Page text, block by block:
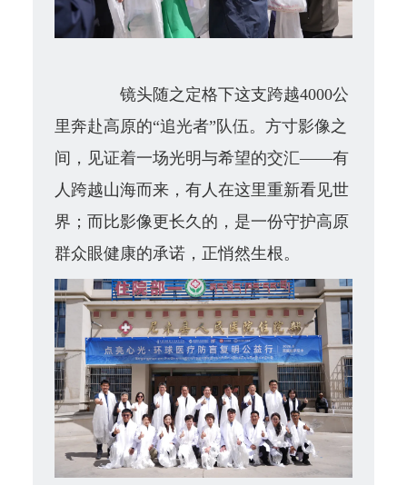
镜头随之定格下这支跨越4000公
里奔赴高原的“追光者”队伍。方寸影像之
间，见证着一场光明与希望的交汇——有
人跨越山海而来，有人在这里重新看见世
界；而比影像更长久的，是一份守护高原
群众眼健康的承诺，正悄然生根。